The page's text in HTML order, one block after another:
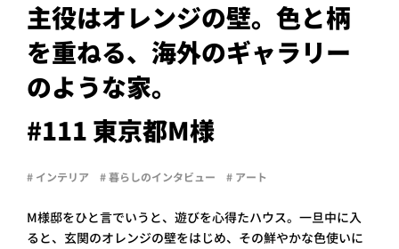
WHAT’S
LIFE
LABEL
主役はオレンジの壁。色と柄
を重ねる、海外のギャラリー
のような家。
#111 東京都M様
# インテリア # 暮らしのインタビュー # アート
M様邸をひと言でいうと、遊びを心得たハウス。一旦中に入
ると、玄関のオレンジの壁をはじめ、その鮮やかな色使いに